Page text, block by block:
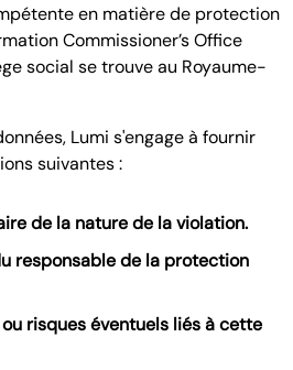
en matière de protection
Commissioner’s Office
social se trouve au Royaume-
Lumi s'engage à fournir
suivantes :
de la nature de la violation.
responsable de la protection
risques éventuels liés à cette